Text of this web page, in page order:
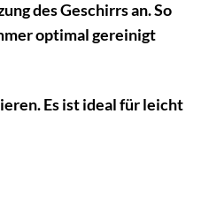
des Geschirrs an. So
optimal gereinigt
Es ist ideal für leicht